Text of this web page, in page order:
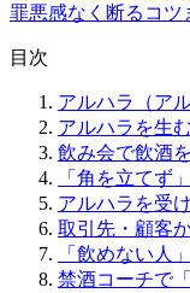
罪悪感なく断るコツ
目次
アルハラ（ア
アルハラを生
飲み会で飲酒
「角を立てず
アルハラを受
取引先・顧客
「飲めない人
禁酒コーチで